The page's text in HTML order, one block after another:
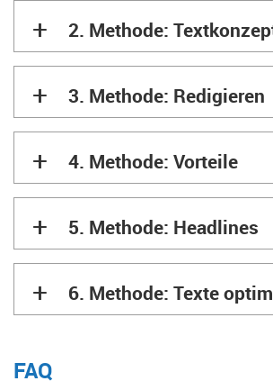
+ 2. Methode:
+ 3. Methode: Redigieren
+ 4. Methode: Vorteile
+ 5. Methode: Headlines
+ 6. Methode: Texte
FAQ